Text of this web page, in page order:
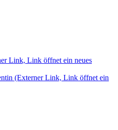
Link, Link öffnet ein neues
(Externer Link, Link öffnet ein